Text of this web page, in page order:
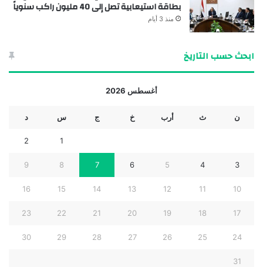
بطاقة استيعابية تصل إلى 40 مليون راكب سنوياً
منذ 3 أيام
ابحث حسب التاريخ
أغسطس 2026
ن ث أرب خ ج س د
1
2
3
4
5
6
7
8
9
10
11
12
13
14
15
16
17
18
19
20
21
22
23
24
25
26
27
28
29
30
31